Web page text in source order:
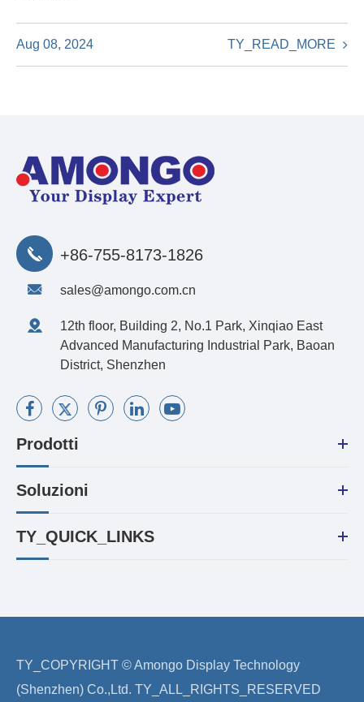
Aug 08, 2024 TY_READ_MORE
+86-755-8173-1826
sales@amongo.com.cn
12th floor, Building 2, No.1 Park, Xinqiao East
Advanced Manufacturing Industrial Park, Baoan
District, Shenzhen
Prodotti
Soluzioni
TY_QUICK_LINKS
TY_COPYRIGHT ©Amongo Display Technology
(Shenzhen) Co.,Ltd. TY_ALL_RIGHTS_RESERVED